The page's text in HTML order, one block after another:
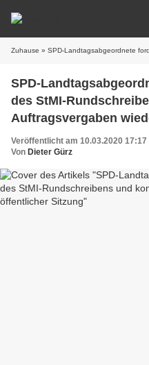
Zuhause » SPD-Landtagsabgeordnete fordern Rücknahme des
SPD-
des StMI-
Auftragsvergaben
Veröffentlicht am 10.03.2020 17:17
Von Dieter Gürz